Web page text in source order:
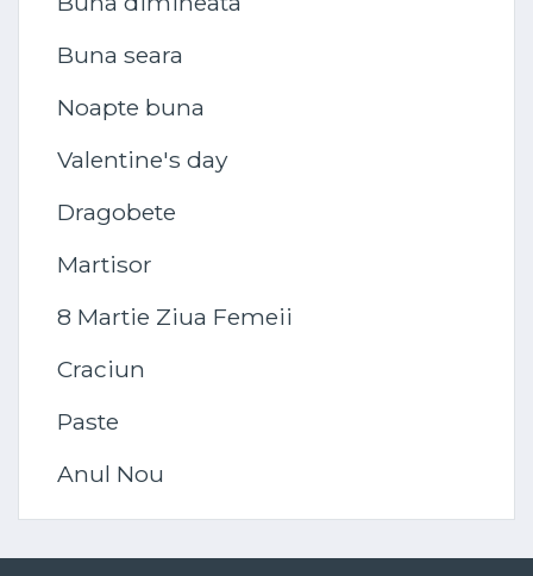
Buna seara
Noapte buna
Valentine's day
Dragobete
Martisor
8 Martie Ziua Femeii
Craciun
Paste
Anul Nou